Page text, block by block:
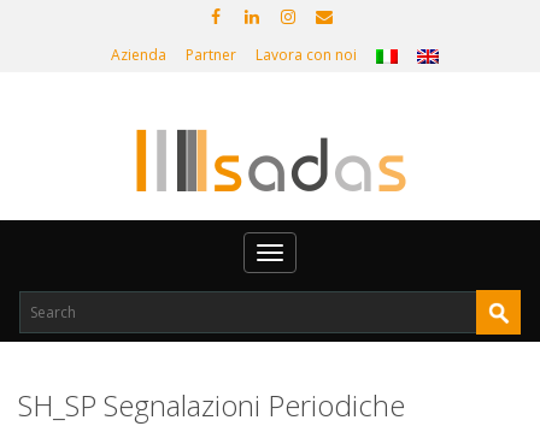
Azienda Partner Lavora con noi
Toggle
navigation
SH_SP Segnalazioni Periodiche